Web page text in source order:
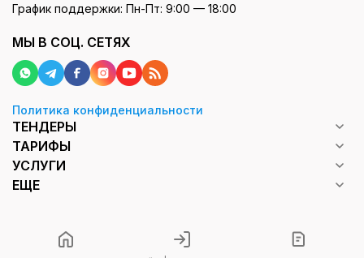
График поддержки: Пн-Пт: 9:00 — 18:00
МЫ В СОЦ. СЕТЯХ
Политика конфиденциальности
ТЕНДЕРЫ
ТАРИФЫ
УСЛУГИ
ЕЩЕ